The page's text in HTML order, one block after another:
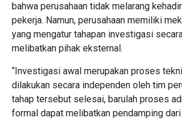
bahwa perusahaan tidak melarang
pekerja. Namun, perusahaan memiliki
yang mengatur tahapan investigasi
melibatkan pihak eksternal.
“Investigasi awal merupakan proses
dilakukan secara independen oleh tim
tahap tersebut selesai, barulah proses
formal dapat melibatkan pendamping